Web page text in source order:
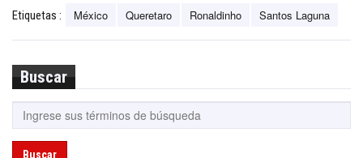
Etiquetas : México Queretaro Ronaldinho Santos Laguna
Buscar
Buscar